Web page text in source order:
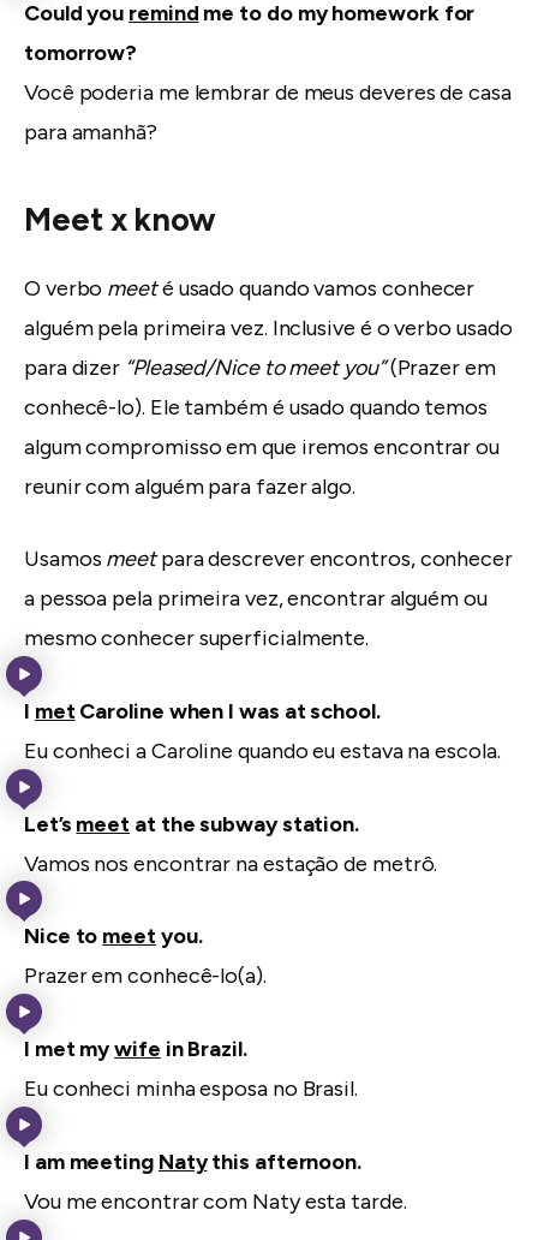
Could you remind me to do my homework for
tomorrow?
Você poderia me lembrar de meus deveres de casa
para amanhã?
Meet x know
O verbo meeté usado quando vamos conhecer
alguém pela primeira vez. Inclusive é o verbo usado
para dizer “Pleased/Nice to meet you”(Prazer em
conhecê-lo). Ele também é usado quando temos
algum compromisso em que iremos encontrar ou
reunir com alguém para fazer algo.
Usamos meetpara descrever encontros, conhecer
a pessoa pela primeira vez, encontrar alguém ou
mesmo conhecer superficialmente.
I metCaroline when I was at school.
Eu conheci a Caroline quando eu estava na escola.
Let’s meet at the subway station.
Vamos nos encontrar na estação de metrô.
Nice to meetyou.
Prazer em conhecê-lo(a).
I met mywife in Brazil.
Eu conheci minha esposa no Brasil.
I am meeting Natythis afternoon.
Vou me encontrar com Naty esta tarde.